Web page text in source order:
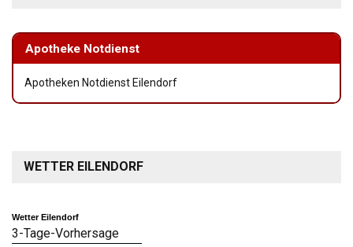
Apotheke Notdienst
Apotheken Notdienst Eilendorf
WETTER EILENDORF
Wetter Eilendorf
3-Tage-Vorhersage